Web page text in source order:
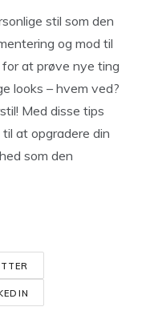
stil som den
og mod til
at prøve nye ting
looks – hvem ved?
Med disse tips
at opgradere din
som den